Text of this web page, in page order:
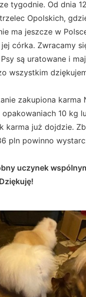
tygodnie. Od dnia
Opolskich,
ma jeszcze w
córka. Zwracamy
są uratowane i
wszystkim
zakupiona
10 kg
karma już dojdzie.
pln powinno
uczynek